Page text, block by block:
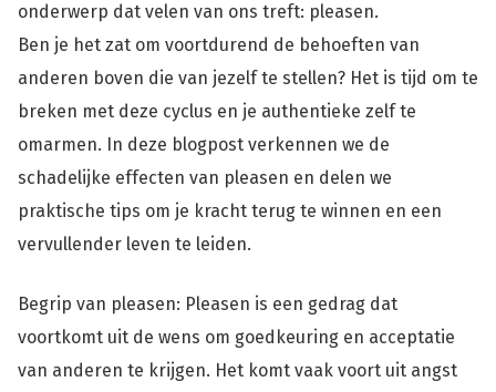
onderwerp dat velen van ons treft: pleasen.
Ben je het zat om voortdurend de behoeften van
anderen boven die van jezelf te stellen? Het is tijd om te
breken met deze cyclus en je authentieke zelf te
omarmen. In deze blogpost verkennen we de
schadelijke effecten van pleasen en delen we
praktische tips om je kracht terug te winnen en een
vervullender leven te leiden.
Begrip van pleasen: Pleasen is een gedrag dat
voortkomt uit de wens om goedkeuring en acceptatie
van anderen te krijgen. Het komt vaak voort uit angst